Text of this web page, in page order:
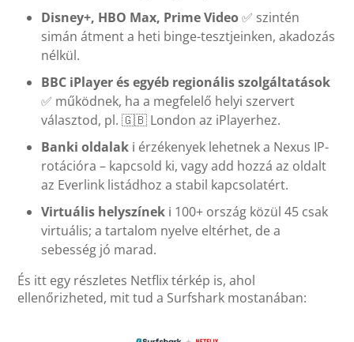
Disney+, HBO Max, Prime Video✅ szintén
simán átment a heti binge-tesztjeinken, akadozás
nélkül.
BBC iPlayer és egyéb regionális szolgáltatások
✅ működnek, ha a megfelelő helyi szervert
választod, pl. 🇬🇧 London az iPlayerhez.
Banki oldalak ℹ️ érzékenyek lehetnek a Nexus IP-
rotációra – kapcsold ki, vagy add hozzá az oldalt
az Everlink listádhoz a stabil kapcsolatért.
Virtuális helyszínek ℹ️ 100+ ország közül 45 csak
virtuális; a tartalom nyelve eltérhet, de a
sebesség jó marad.
És itt egy részletes Netflix térkép is, ahol
ellenőrizheted, mit tud a Surfshark mostanában: